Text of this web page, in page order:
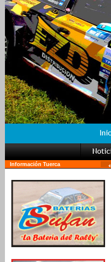
Información Tuerca